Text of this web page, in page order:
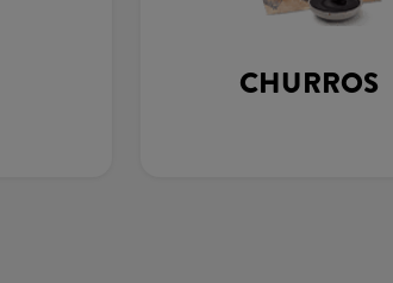
CHURROS